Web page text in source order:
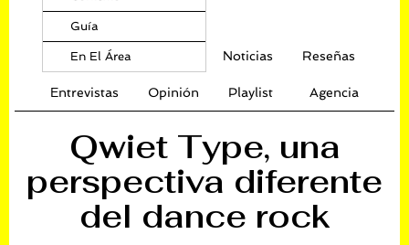
Guía
En El Área Noticias Reseñas
Entrevistas Opinión Playlist Agencia
Qwiet Type, una
perspectiva diferente
del dance rock